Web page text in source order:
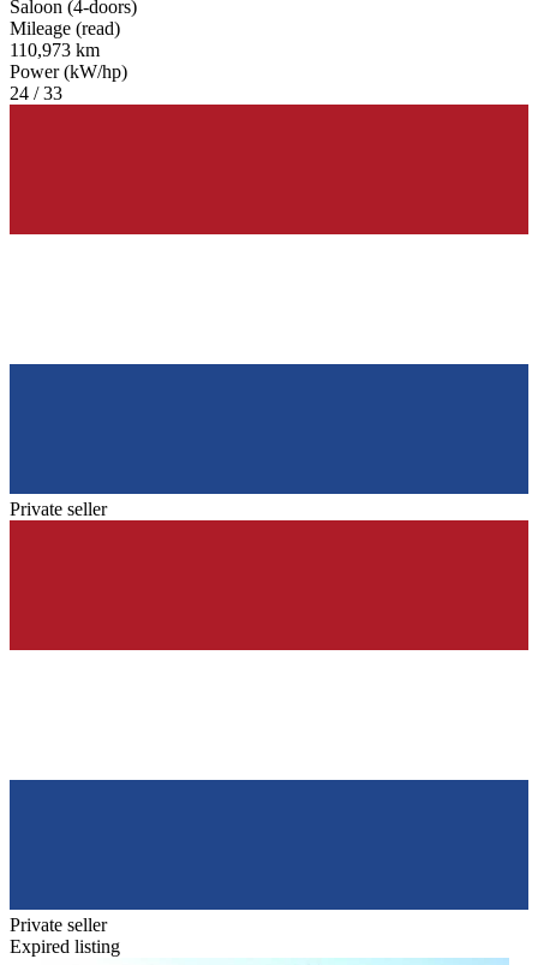
Saloon (4-doors)
Mileage (read)
110,973 km
Power (kW/hp)
24 / 33
Private seller
Private seller
Expired listing